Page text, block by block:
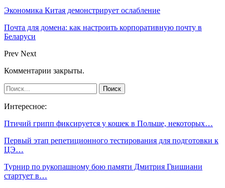
Экономика Китая демонстрирует ослабление
Почта для домена: как настроить корпоративную почту в
Беларуси
Prev Next
Комментарии закрыты.
Интересное:
Птичий грипп фиксируется у кошек в Польше, некоторых…
Первый этап репетиционного тестирования для подготовки к
ЦЭ…
Турнир по рукопашному бою памяти Дмитрия Гвишиани
стартует в…